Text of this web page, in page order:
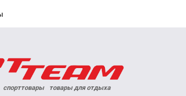
спорттовары товары для отдыха